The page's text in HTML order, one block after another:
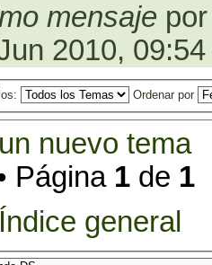
mensaje
2010, 09:54
Ordenar por
nuevo tema
Página 1 de 1
general